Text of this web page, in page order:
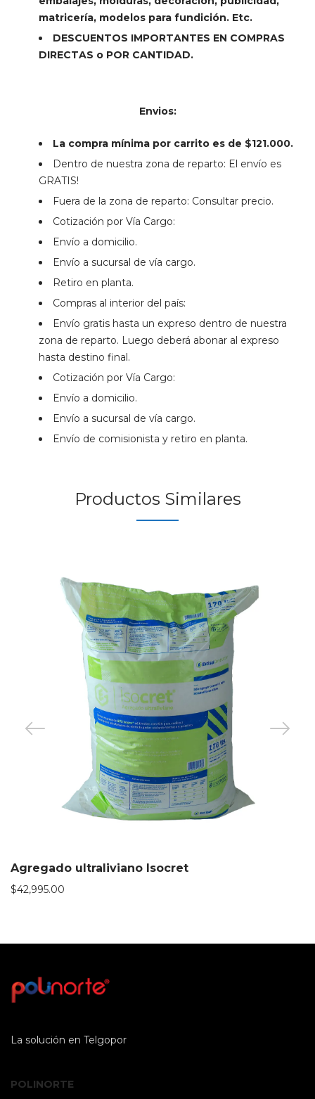
matricería, modelos para fundición. Etc.
DESCUENTOS IMPORTANTES EN COMPRAS
DIRECTAS o POR CANTIDAD.
Envios:
La compra mínima por carrito es de $121.000.
Dentro de nuestra zona de reparto: El envío es
GRATIS!
Fuera de la zona de reparto: Consultar precio.
Cotización por Vía Cargo:
Envío a domicilio.
Envío a sucursal de vía cargo.
Retiro en planta.
Compras al interior del país:
Envío gratis hasta un expreso dentro de nuestra
zona de reparto. Luego deberá abonar al expreso
hasta destino final.
Cotización por Vía Cargo:
Envío a domicilio.
Envío a sucursal de vía cargo.
Envío de comisionista y retiro en planta.
Productos Similares
Agregado ultraliviano Isocret
$42,995.00
La solución en Telgopor
POLINORTE